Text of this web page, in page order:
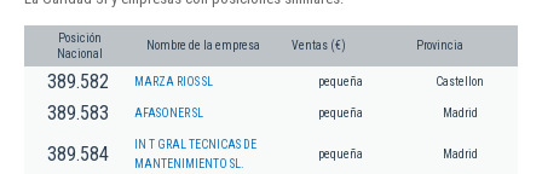
Posición
Nacional
Nombre de la empresa Ventas (€) Provincia
389.582 MARZA RIOS SL pequeña Castellon
389.583 AFASONER SL pequeña Madrid
389.584
IN T GRAL TECNICAS DE
MANTENIMIENTO SL.
pequeña Madrid